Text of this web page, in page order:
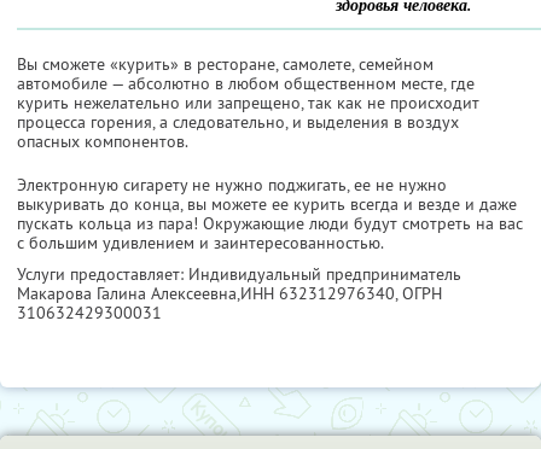
Вы сможете «курить» в ресторане, самолете, семейном
автомобиле — абсолютно в любом общественном месте, где
курить нежелательно или запрещено, так как не происходит
процесса горения, а следовательно, и выделения в воздух
опасных компонентов.
Электронную сигарету не нужно поджигать, ее не нужно
выкуривать до конца, вы можете ее курить всегда и везде и даже
пускать кольца из пара! Окружающие люди будут смотреть на вас
с большим удивлением и заинтересованностью.
Услуги предоставляет: Индивидуальный предприниматель
Макарова Галина Алексеевна,ИНН 632312976340, ОГРН
310632429300031